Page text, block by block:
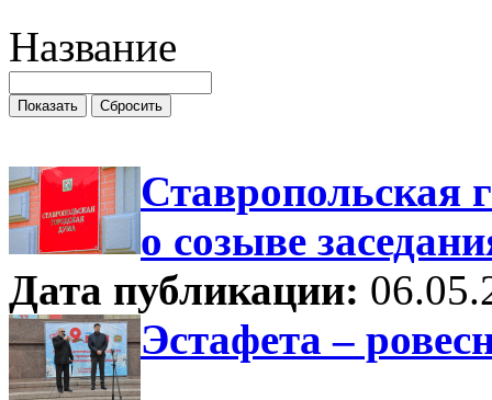
Название
Ставропольская
о созыве
Дата публикации:
Эстафета –